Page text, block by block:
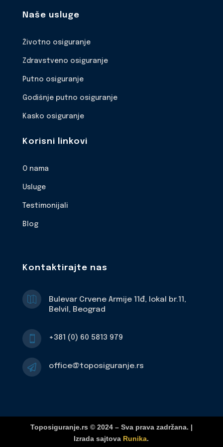
Naše usluge
Životno osiguranje
Zdravstveno osiguranje
Putno osiguranje
Godišnje putno osiguranje
Kasko osiguranje
Korisni linkovi
O nama
Usluge
Testimonijali
Blog
Kontaktirajte nas

Bulevar Crvene Armije 11đ, lokal br.11,
Belvil, Beograd
 +381 (0) 60 5813 979
 office@toposiguranje.rs
Toposiguranje.rs © 2024 – Sva prava zadržana. |
Izrada sajtova Runika.